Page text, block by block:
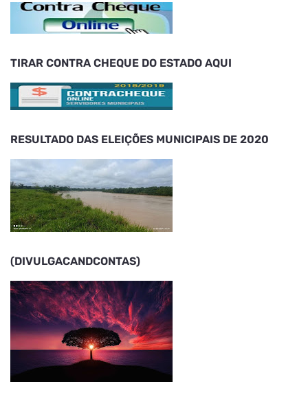
TIRAR CONTRA CHEQUE DO ESTADO AQUI
RESULTADO DAS ELEIÇÕES MUNICIPAIS DE 2020
(DIVULGACANDCONTAS)